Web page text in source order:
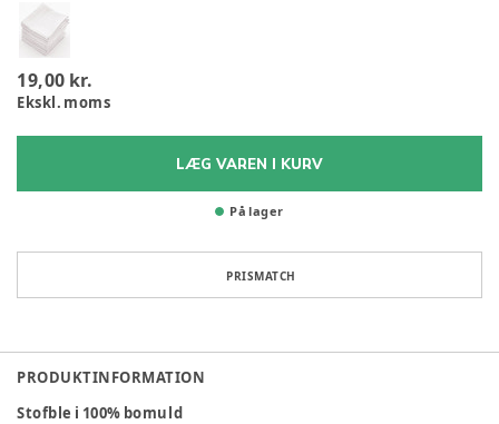
19,00 kr.
Ekskl. moms
LÆG VAREN I KURV
På lager
PRISMATCH
PRODUKTINFORMATION
Stofble i 100% bomuld